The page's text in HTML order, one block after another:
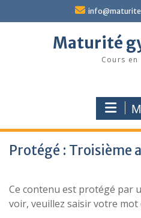
Maturité
Cours
Protégé : Troisième
Ce contenu est protégé par
voir, veuillez saisir votre mot